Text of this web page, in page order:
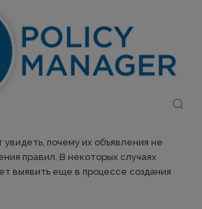
почему их объявления не
правил. В некоторых случаях
выявить еще в процессе создания